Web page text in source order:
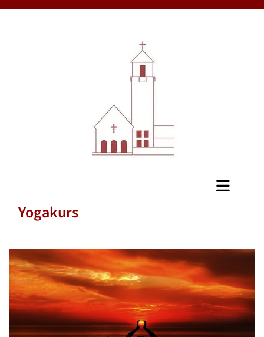
Yogakurs